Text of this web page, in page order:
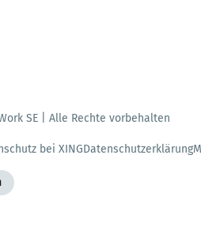
SE | Alle Rechte vorbehalten
bei XINGDatenschutzerklärung